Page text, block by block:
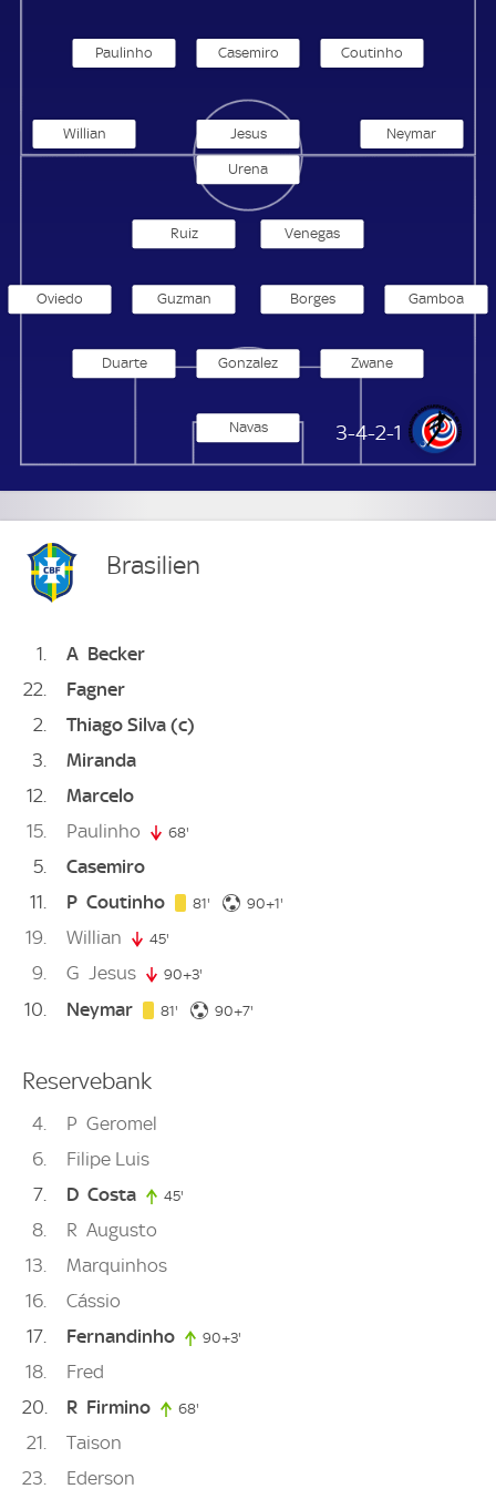
Paulinho Casemiro Coutinho
Willian Jesus Neymar
Costa Rica
3-4-2-1
Navas
Zwane
Gonzalez
Duarte
Gamboa
Borges
Guzman
Oviedo
Venegas
Ruiz
Urena
Brasilien
1 A Becker
22
Fagner
2
Thiago Silva (c)
3
Miranda
12
Marcelo
15
Paulinho 68'
5
Casemiro
11
P Coutinho 81' 81. minute
90+1'
19 Willian 45'
9 G Jesus 90+3'
10 Neymar 81' 81. minute
90+7'
Reservebank
4 P Geromel
6
Filipe Luis
7
D Costa 45'
8 R Augusto
13
Marquinhos
16
Cássio
17
Fernandinho 90+3'
18
Fred
20
R Firmino 68'
21
Taison
23
Ederson